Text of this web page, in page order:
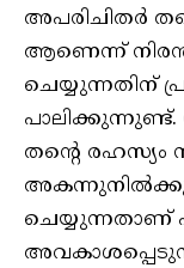
അപരിചിതർ
ആണെന്ന്
ചെയ്യുന്നതിന്
തൻ്റെ രഹസ്യം
ചെയ്യുന്നതാണ്